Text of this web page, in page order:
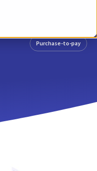
Purchase-to-pay